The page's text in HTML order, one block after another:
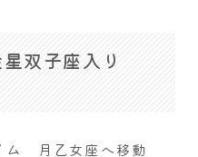
双子座入り
ム 月乙女座へ移動